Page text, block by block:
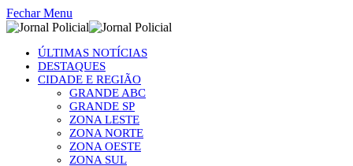
Fechar Menu
ÚLTIMAS NOTÍCIAS
DESTAQUES
CIDADE E REGIÃO
GRANDE ABC
GRANDE SP
ZONA LESTE
ZONA NORTE
ZONA OESTE
ZONA SUL